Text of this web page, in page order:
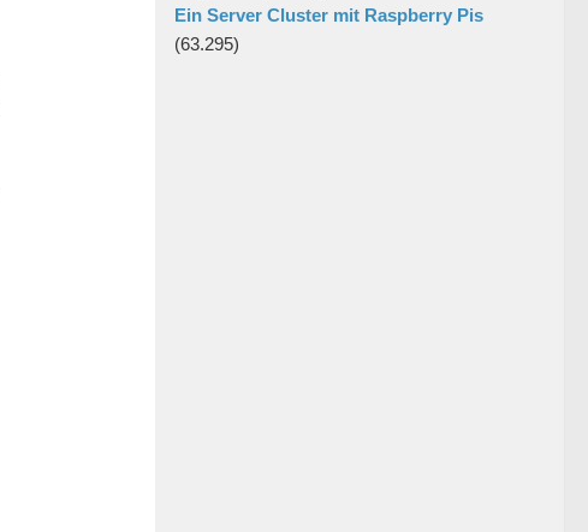
Ein Server Cluster mit Raspberry Pis
(63.295)